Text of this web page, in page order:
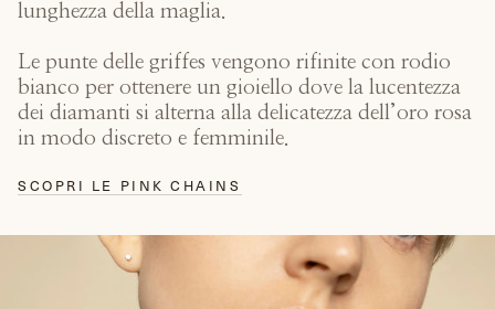
lunghezza della maglia.
Le punte delle griffes vengono rifinite con rodio
bianco per ottenere un gioiello dove la lucentezza
dei diamanti si alterna alla delicatezza dell’oro rosa
in modo discreto e femminile.
SCOPRI LE PINK CHAINS